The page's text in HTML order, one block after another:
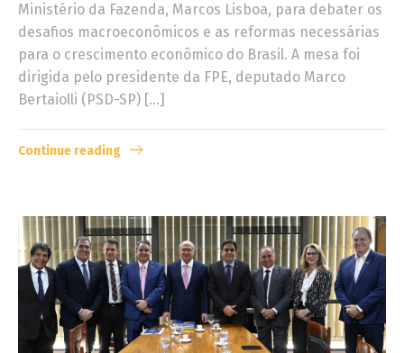
Ministério da Fazenda, Marcos Lisboa, para debater os
desafios macroeconômicos e as reformas necessárias
para o crescimento econômico do Brasil. A mesa foi
dirigida pelo presidente da FPE, deputado Marco
Bertaiolli (PSD-SP) […]
Continue reading